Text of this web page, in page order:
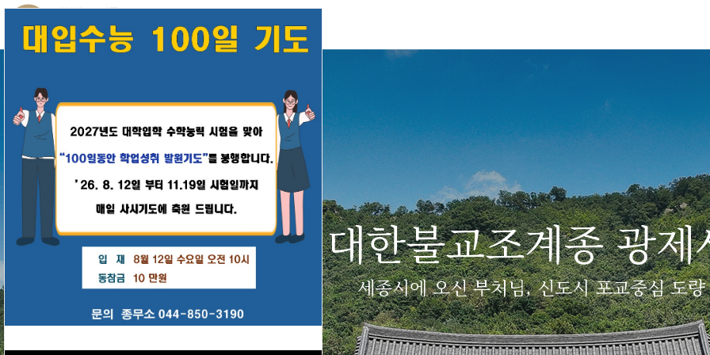
24시간 동안 다시 열람하지 않습니다. 닫기
24시간 동안 다시 열람하지 않습니다.
대한불교조계종 광제
세종시에 오신 부처님, 신도시 포교중심 도량